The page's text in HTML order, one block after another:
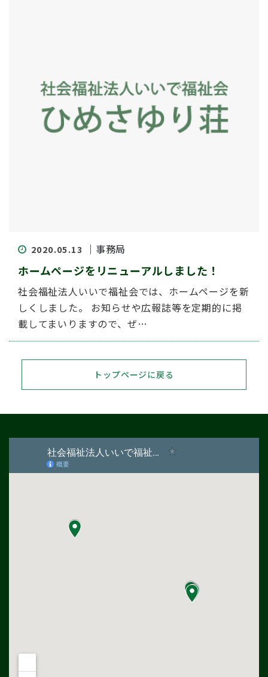
2020.05.13 ｜事務局
ホームページをリニューアルしました！
社会福祉法人いいで福祉会では、ホームページを新
しくしました。 お知らせや広報誌等を定期的に掲
載してまいりますので、ぜ…
トップページに戻る